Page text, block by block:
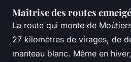
Maîtrise des routes
La route qui monte de
27 kilomètres de virages, de
manteau blanc. Même en